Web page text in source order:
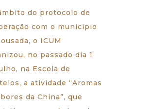
do protocolo de
com o município
o ICUM
no passado dia 1
na Escola de
a atividade “Aromas
da China”, que